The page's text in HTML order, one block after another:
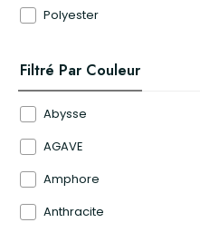
Polyester
Filtré Par Couleur
Abysse
AGAVE
Amphore
Anthracite